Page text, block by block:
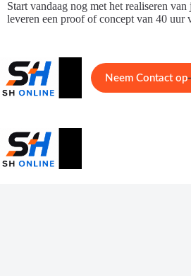
Ga
naar
Start vandaag nog met het realiseren
leveren een proof of concept van 40 uur
Home
Neem Contact op